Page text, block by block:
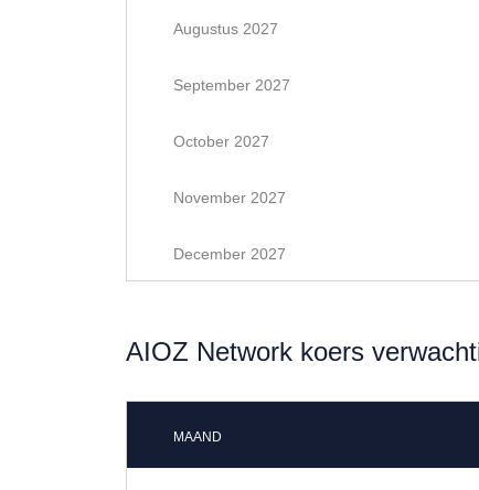
Augustus 2027
September 2027
October 2027
November 2027
December 2027
AIOZ Network koers
MAAND